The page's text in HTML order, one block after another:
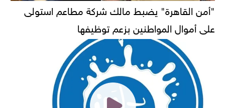
"أمن القاهرة" يضبط مالك شركة مطاعم استولى
على أموال المواطنين بزعم توظيفها